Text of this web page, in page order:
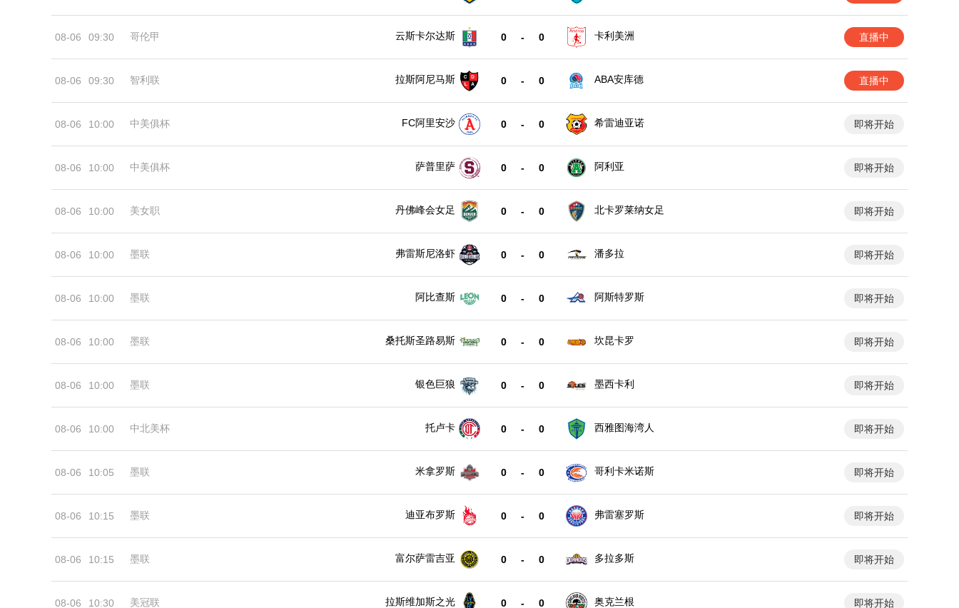
08-06 09:30 哥伦甲 云斯卡尔达斯 0 - 0 卡利美洲 直播中
08-06 09:30 智利联 拉斯阿尼马斯 0 - 0 ABA安库德 直播中
08-06 10:00 中美俱杯 FC阿里安沙 0 - 0 希雷迪亚诺 即将开始
08-06 10:00 中美俱杯 萨普里萨 0 - 0 阿利亚 即将开始
08-06 10:00 美女职 丹佛峰会女足 0 - 0 北卡罗莱纳女足 即将开始
08-06 10:00 墨联 弗雷斯尼洛虾 0 - 0 潘多拉 即将开始
08-06 10:00 墨联 阿比查斯 0 - 0 阿斯特罗斯 即将开始
08-06 10:00 墨联 桑托斯圣路易斯 0 - 0 坎昆卡罗 即将开始
08-06 10:00 墨联 银色巨狼 0 - 0 墨西卡利 即将开始
08-06 10:00 中北美杯 托卢卡 0 - 0 西雅图海湾人 即将开始
08-06 10:05 墨联 米拿罗斯 0 - 0 哥利卡米诺斯 即将开始
08-06 10:15 墨联 迪亚布罗斯 0 - 0 弗雷塞罗斯 即将开始
08-06 10:15 墨联 富尔萨雷吉亚 0 - 0 多拉多斯 即将开始
08-06 10:30 美冠联 拉斯维加斯之光 0 - 0 奥克兰根 即将开始